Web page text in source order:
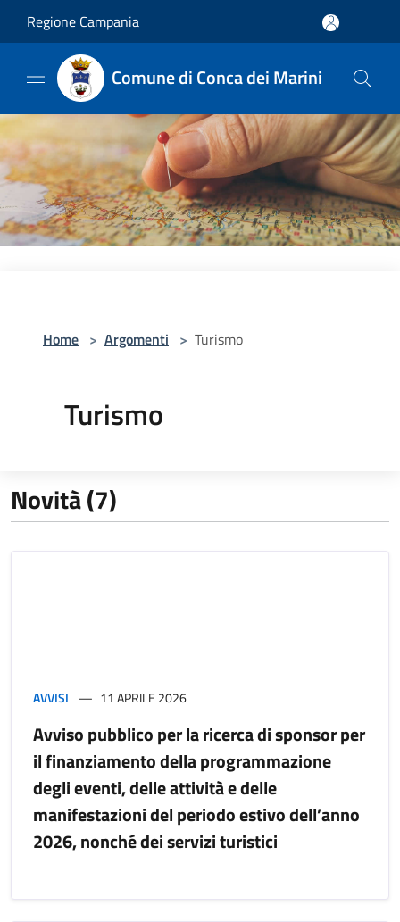
Regione Campania
Comune di Conca dei Marini
Home > Argomenti > Turismo
Turismo
Novità (7)
AVVISI 11 APRILE 2026
Avviso pubblico per la ricerca di sponsor per
il finanziamento della programmazione
degli eventi, delle attività e delle
manifestazioni del periodo estivo dell’anno
2026, nonché dei servizi turistici